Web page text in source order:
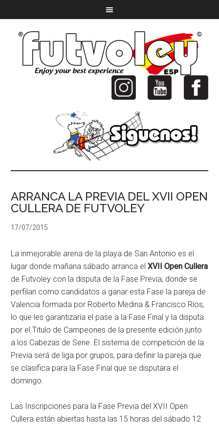
ARRANCA LA PREVIA DEL XVII OPEN
CULLERA DE FUTVOLEY
17/07/2015
La inmejorable arena de la playa de San Antonio es el
lugar donde mañana sábado arranca elXVII Open Cullera
de Futvoley con la disputa de la Fase Previa, donde se
perfilan como candidatos a ganar esta Fase la pareja de
Valencia formada por Roberto Medina & Francisco Ríos,
lo que les garantizaría el pase a la Fase Final y la disputa
por el Titulo de Campeones de la presente edición junto
a los Cabezas de Serie. El sistema de competición de la
Previa será de liga por grupos, para definir la pareja que
se clasifica para la Fase Final que se disputara el
domingo.
Las Inscripciones para la Fase Previa del XVII Open
Cullera están abiertas hasta las 15 horas del sábado 12